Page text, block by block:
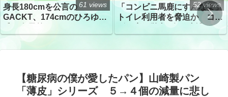
身長180cmを公言の
GACKT、174cmのひろゆき
トざわつき イベントでの写
真が話題
61 views
「コンビニ馬鹿にすんなよ」
トイレ利用者を脅迫か コン
52 views
【糖尿病の僕が愛したパン】山崎製パン
「薄皮」シリーズ ５→４個の減量に悲し